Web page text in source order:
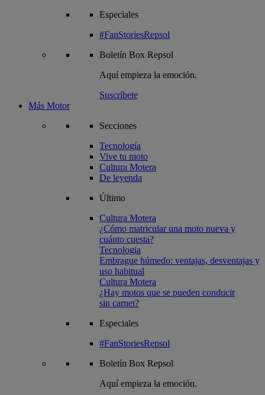
Especiales
#FanStoriesRepsol
Boletín Box Repsol
Aquí empieza la emoción.
Suscríbete
Más Motor
Secciones
Tecnología
Vive tu moto
Cultura Motera
De leyenda
Último
Cultura Motera
¿Cómo matricular una moto nueva y
cuánto cuesta?
Tecnologia
Embrague húmedo: ventajas, desventajas y
uso habitual
Cultura Motera
¿Hay motos que se pueden conducir
sin carnet?
Especiales
#FanStoriesRepsol
Boletín Box Repsol
Aquí empieza la emoción.